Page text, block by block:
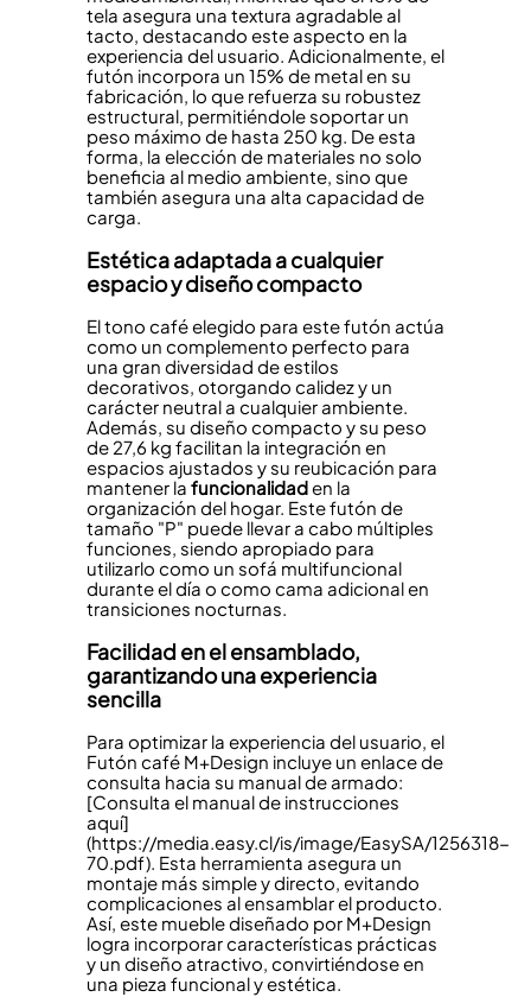
tela asegura una textura agradable al
tacto, destacando este aspecto en la
experiencia del usuario. Adicionalmente, el
futón incorpora un 15% de metal en su
fabricación, lo que refuerza su robustez
estructural, permitiéndole soportar un
peso máximo de hasta 250 kg. De esta
forma, la elección de materiales no solo
beneficia al medio ambiente, sino que
también asegura una alta capacidad de
carga.
Estética adaptada a cualquier
espacio y diseño compacto
El tono café elegido para este futón actúa
como un complemento perfecto para
una gran diversidad de estilos
decorativos, otorgando calidez y un
carácter neutral a cualquier ambiente.
Además, su diseño compacto y su peso
de 27,6 kg facilitan la integración en
espacios ajustados y su reubicación para
mantener la funcionalidaden la
organización del hogar. Este futón de
tamaño "P" puede llevar a cabo múltiples
funciones, siendo apropiado para
utilizarlo como un sofá multifuncional
durante el día o como cama adicional en
transiciones nocturnas.
Facilidad en el ensamblado,
garantizando una experiencia
sencilla
Para optimizar la experiencia del usuario, el
Futón café M+Design incluye un enlace de
consulta hacia su manual de armado:
[Consulta el manual de instrucciones
aquí]
(https://media.easy.cl/is/image/EasySA/1256318-
70.pdf). Esta herramienta asegura un
montaje más simple y directo, evitando
complicaciones al ensamblar el producto.
Así, este mueble diseñado por M+Design
logra incorporar características prácticas
y un diseño atractivo, convirtiéndose en
una pieza funcional y estética.